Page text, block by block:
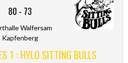
80 - 73
Walfersam
Kapfenberg
1 : HYLO SITTING BULLS